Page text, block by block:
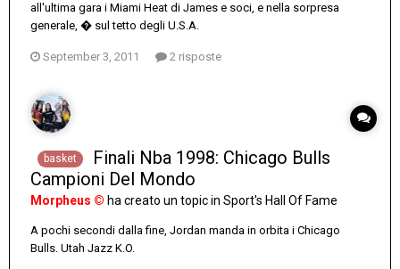
all'ultima gara i Miami Heat di James e soci, e nella sorpresa
generale, � sul tetto degli U.S.A.
September 3, 2011 2 risposte
basket
Finali Nba 1998: Chicago Bulls
Campioni Del Mondo
Morpheus © ha creato un topic in Sport's Hall Of Fame
A pochi secondi dalla fine, Jordan manda in orbita i Chicago
Bulls. Utah Jazz K.O.